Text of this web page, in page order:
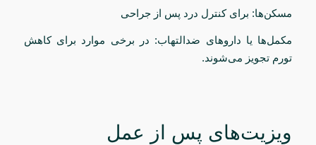
مسکن‌ها: برای کنترل درد پس از جراحی
مکمل‌ها یا داروهای ضدالتهاب: در برخی موارد برای کاهش
تورم تجویز می‌شوند.
ویزیت‌های پس از عمل